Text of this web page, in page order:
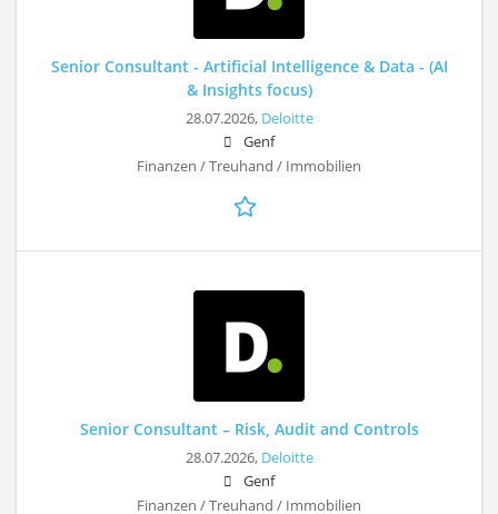
Senior Consultant - Artificial Intelligence & Data - (AI
& Insights focus)
28.07.2026, Deloitte
Genf
Finanzen / Treuhand / Immobilien
Senior Consultant – Risk, Audit and Controls
28.07.2026, Deloitte
Genf
Finanzen / Treuhand / Immobilien